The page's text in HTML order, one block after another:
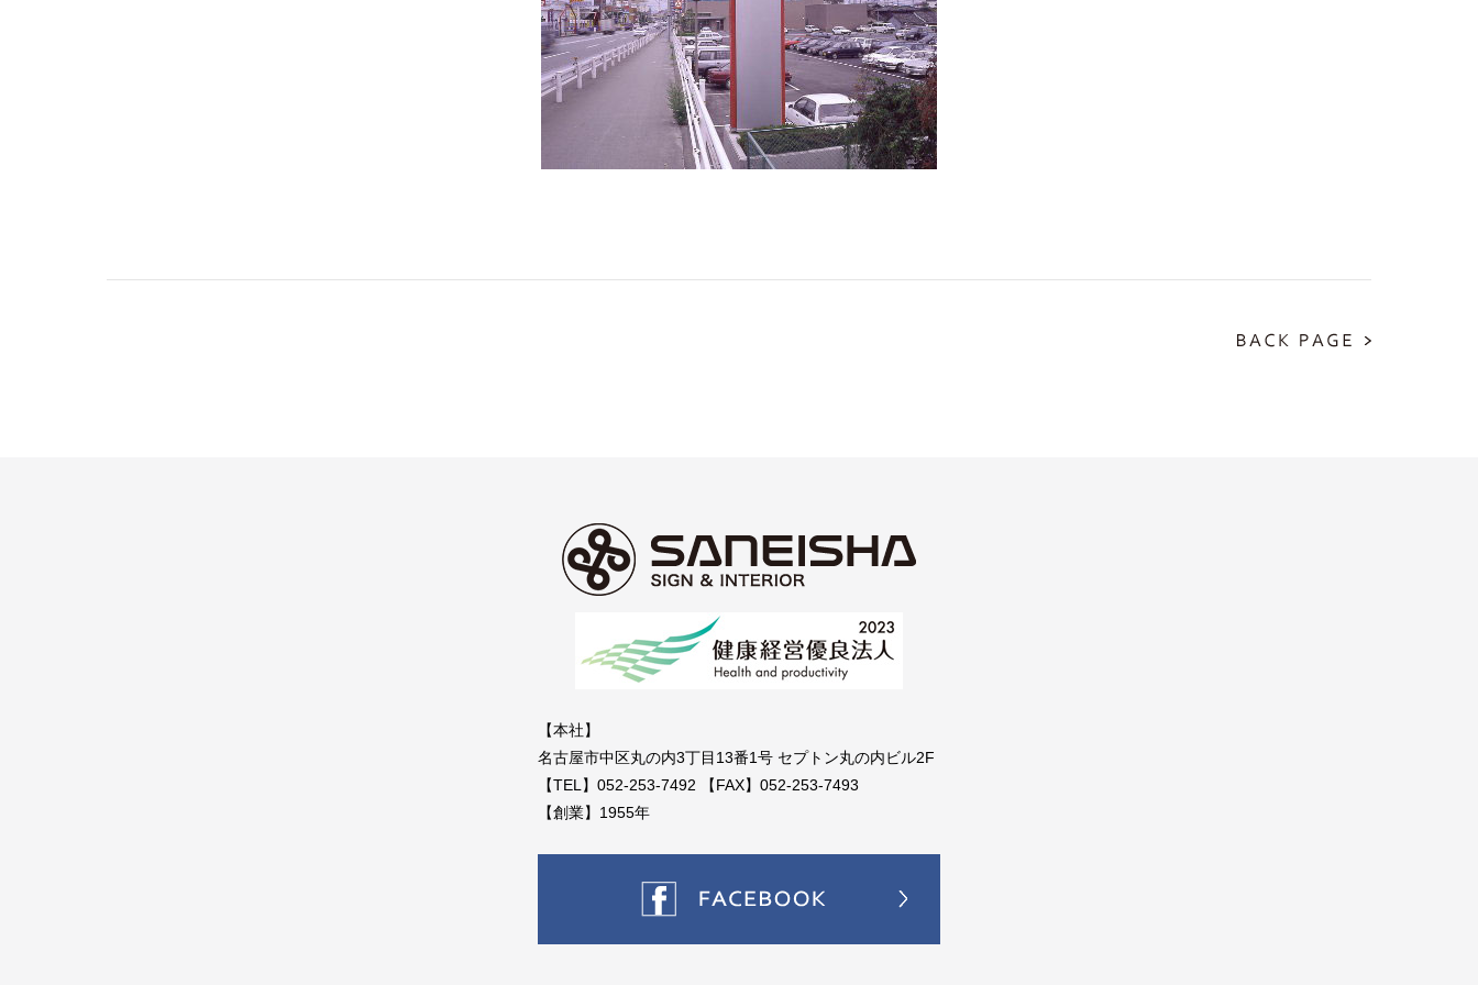
【本社】
名古屋市中区丸の内3丁目13番1号 セプトン丸の内ビル2F
【TEL】052-253-7492 【FAX】052-253-7493
【創業】1955年